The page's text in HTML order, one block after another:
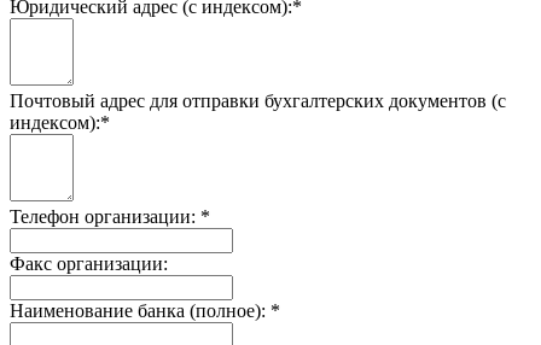
Юридический адрес (с индексом):*
Почтовый адрес для отправки бухгалтерских документов (с
индексом):*
Телефон организации: *
Факс организации:
Наименование банка (полное): *